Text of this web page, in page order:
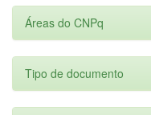
Áreas do CNPq
Tipo de documento